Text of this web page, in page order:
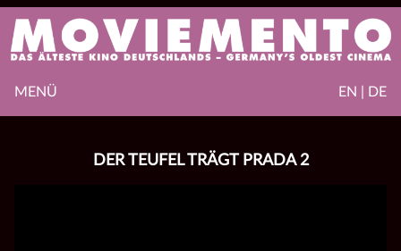
EN | DE
MENÜ
DER TEUFEL TRÄGT PRADA 2